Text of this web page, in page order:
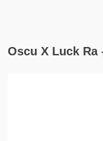
Oscu X Luck Ra